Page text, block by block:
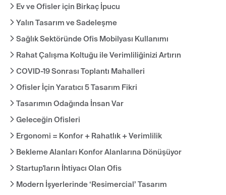
Ev ve Ofisler için Birkaç İpucu
Yalın Tasarım ve Sadeleşme
Sağlık Sektöründe Ofis Mobilyası Kullanımı
Rahat Çalışma Koltuğu ile Verimliliğinizi Artırın
COVID-19 Sonrası Toplantı Mahalleri
Ofisler İçin Yaratıcı 5 Tasarım Fikri
Tasarımın Odağında İnsan Var
Geleceğin Ofisleri
Ergonomi = Konfor + Rahatlık + Verimlilik
Bekleme Alanları Konfor Alanlarına Dönüşüyor
Startup'ların İhtiyacı Olan Ofis
Modern İşyerlerinde ‘Resimercial’ Tasarım